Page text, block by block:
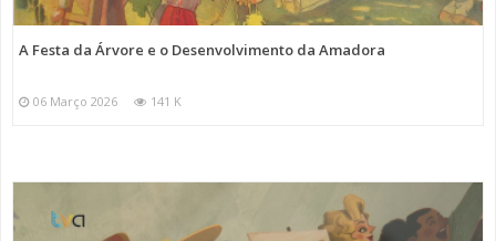
A Festa da Árvore e o Desenvolvimento da Amadora
06 Março 2026 141 K